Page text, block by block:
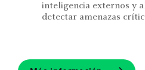
inteligencia externos y
detectar amenazas